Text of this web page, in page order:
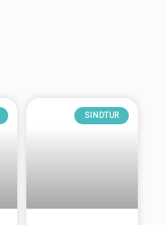
SINDTUR